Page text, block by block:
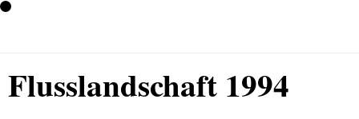
Flusslandschaft 1994